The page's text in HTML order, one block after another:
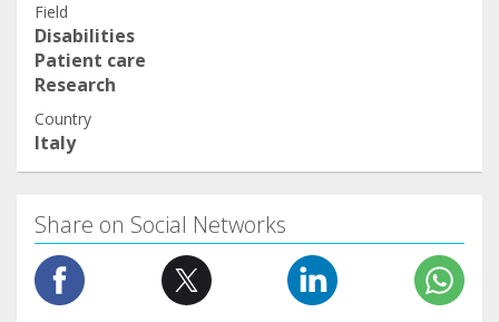
Field
Disabilities
Patient care
Research
Country
Italy
Share on Social Networks